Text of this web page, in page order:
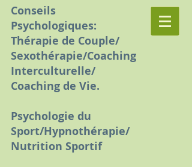
Conseils
Psychologiques:
Thérapie de Couple/
Sexothérapie/Coaching
Interculturelle/
Coaching de Vie.
Psychologie du
Sport/Hypnothérapie/
Nutrition Sportif